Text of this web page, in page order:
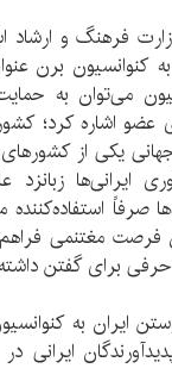
فرهنگ و ارشاد
کنوانسیون برن
می‌توان به حمایت
عضو اشاره کرد؛
یکی از
ایرانی‌ها
صرفاً
فرصت مغتنمی
برای گفتن
ایران به
ایرانی